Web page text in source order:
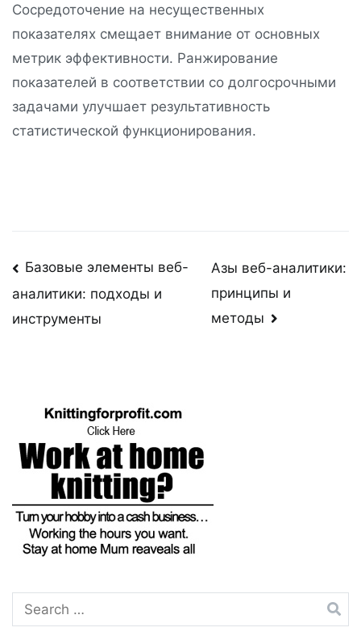
Сосредоточение на несущественных
показателях смещает внимание от основных
метрик эффективности. Ранжирование
показателей в соответствии со долгосрочными
задачами улучшает результативность
статистической функционирования.
Post
navigation
Базовые элементы веб-
аналитики: подходы и
инструменты
Азы веб-аналитики:
принципы и
методы
Search
for: